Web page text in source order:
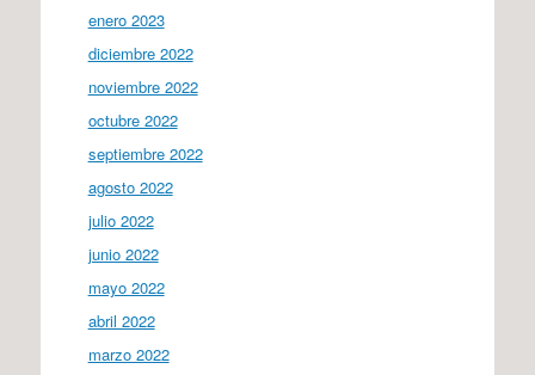
enero 2023
diciembre 2022
noviembre 2022
octubre 2022
septiembre 2022
agosto 2022
julio 2022
junio 2022
mayo 2022
abril 2022
marzo 2022